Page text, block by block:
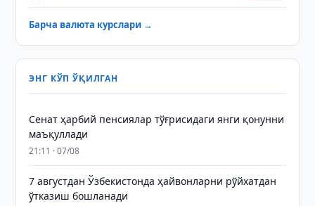
Барча валюта курслари →
ЭНГ КЎП ЎҚИЛГАН
Сенат ҳарбий пенсиялар тўғрисидаги янги қонунни
маъқуллади
21:11 · 07/08
7 августдан Ўзбекистонда ҳайвонларни рўйхатдан
ўтказиш бошланади